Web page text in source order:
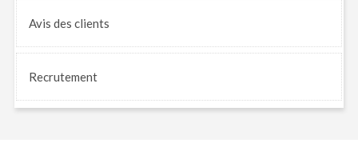
Avis des clients
Recrutement